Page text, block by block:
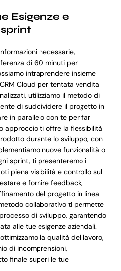
Esigenze e
necessarie,
di 60 minuti per
intraprendere insieme
Cloud per tentata vendita
utilizziamo il metodo di
di suddividere il progetto in
in parallelo con te per far
approccio ti offre la flessibilità
durante lo sviluppo, con
nuove funzionalità o
sprint, ti presenteremo i
piena visibilità e controllo sul
e fornire feedback,
del progetto in linea
collaborativo ti permette
di sviluppo, garantendo
alle tue esigenze aziendali.
la qualità del lavoro,
di incomprensioni,
finale superi le tue